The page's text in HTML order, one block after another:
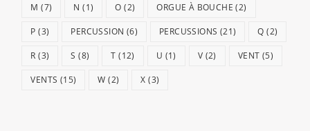
M (7) N (1) O (2) ORGUE À BOUCHE (2)
P (3) PERCUSSION (6) PERCUSSIONS (21) Q (2)
R (3) S (8) T (12) U (1) V (2) VENT (5)
VENTS (15) W (2) X (3)